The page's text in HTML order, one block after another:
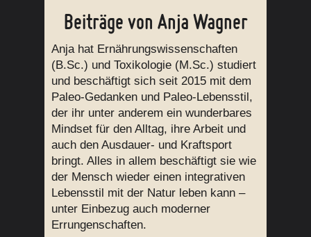
Beiträge von Anja Wagner
Anja hat Ernährungswissenschaften
(B.Sc.) und Toxikologie (M.Sc.) studiert
und beschäftigt sich seit 2015 mit dem
Paleo-Gedanken und Paleo-Lebensstil,
der ihr unter anderem ein wunderbares
Mindset für den Alltag, ihre Arbeit und
auch den Ausdauer- und Kraftsport
bringt. Alles in allem beschäftigt sie wie
der Mensch wieder einen integrativen
Lebensstil mit der Natur leben kann –
unter Einbezug auch moderner
Errungenschaften.